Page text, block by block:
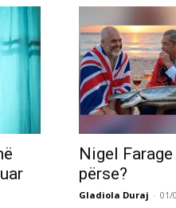
Nigel
përse?
Gladiola Duraj - 01/